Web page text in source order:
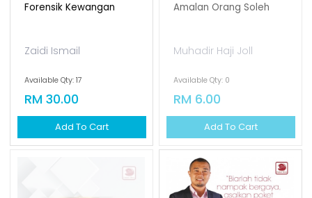
Forensik Kewangan
Zaidi Ismail
Available Qty: 17
RM 30.00
Add To Cart
Amalan Orang Soleh
Muhadir Haji Joll
Available Qty: 0
RM 6.00
Add To Cart